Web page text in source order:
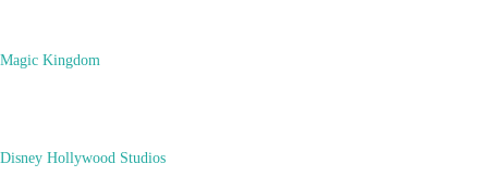
Magic Kingdom
Disney Hollywood Studios
Política de privacidad
Tienda Online